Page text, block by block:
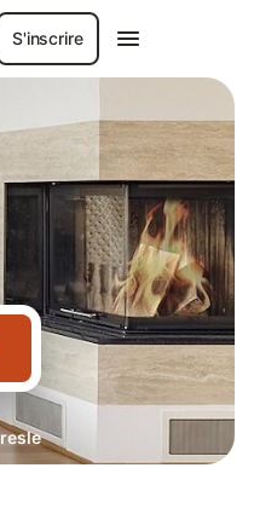
S'inscrire